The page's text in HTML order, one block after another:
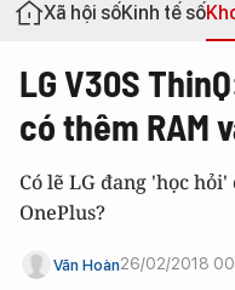
Xã hội sốKinh tế số
LG V30S
có thêm RAM
Có lẽ LG đang 'học
OnePlus?
Văn Hoàn26/02/2018